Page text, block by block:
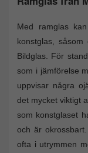
Med ramglas
konstglas,
Bildglas. För
som i jämförelse
uppvisar några
det mycket viktigt
som konstglaset
och är
ofta i utrymmen